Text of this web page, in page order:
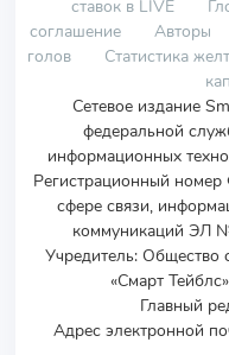
ставок в LIVE
соглашение
Авторы
голов
Статистика
Сетевое издание
федеральной
информационных
Регистрационный
сфере связи,
коммуникаций ЭЛ
Учредитель: Общество
«Смарт
Главный
Адрес электронной